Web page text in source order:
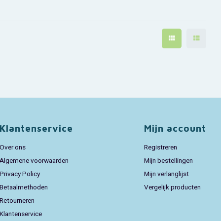
Klantenservice
Over ons
Algemene voorwaarden
Privacy Policy
Betaalmethoden
Retourneren
Klantenservice
Mijn account
Registreren
Mijn bestellingen
Mijn verlanglijst
Vergelijk producten